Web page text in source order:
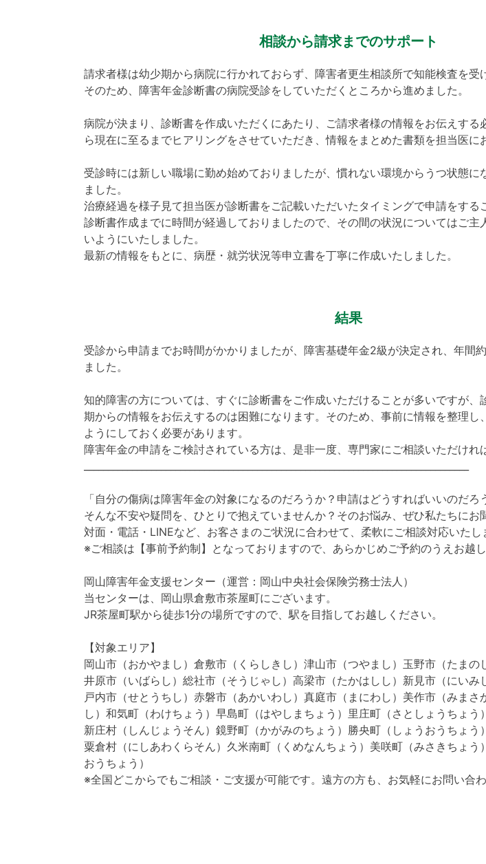
相談から請求までのサポート
請求者様は幼少期から病院に行かれておらず、障害者更生相談所で知能検査を受
そのため、障害年金診断書の病院受診をしていただくところから進めました。
病院が決まり、診断書を作成いただくにあたり、ご請求者様の情報をお伝えする
ら現在に至るまでヒアリングをさせていただき、情報をまとめた書類を担当医に
受診時には新しい職場に勤め始めておりましたが、慣れない環境からうつ状態に
ました。
治療経過を様子見て担当医が診断書をご記載いただいたタイミングで申請をする
診断書作成までに時間が経過しておりましたので、その間の状況についてはご主
いようにいたしました。
最新の情報をもとに、病歴・就労状況等申立書を丁寧に作成いたしました。
結果
受診から申請までお時間がかかりましたが、障害基礎年金2級が決定され、年間
ました。
知的障害の方については、すぐに診断書をご作成いただけることが多いですが、
期からの情報をお伝えするのは困難になります。そのため、事前に情報を整理し
ようにしておく必要があります。
障害年金の申請をご検討されている方は、是非一度、専門家にご相談いただけれ
「自分の傷病は障害年金の対象になるのだろうか？申請はどうすればいいのだろ
そんな不安や疑問を、ひとりで抱えていませんか？そのお悩み、ぜひ私たちにお
対面・電話・LINEなど、お客さまのご状況に合わせて、柔軟にご相談対応いたし
※ご相談は【事前予約制】となっておりますので、あらかじめご予約のうえお越し
岡山障害年金支援センター（運営：岡山中央社会保険労務士法人）
当センターは、岡山県倉敷市茶屋町にございます。
JR茶屋町駅から徒歩1分の場所ですので、駅を目指してお越しください。
【対象エリア】
岡山市（おかやまし）倉敷市（くらしきし）津山市（つやまし）玉野市（たまの
井原市（いばらし）総社市（そうじゃし）高梁市（たかはしし）新見市（にいみ
戸内市（せとうちし）赤磐市（あかいわし）真庭市（まにわし）美作市（みまさ
し）和気町（わけちょう）早島町（はやしまちょう）里庄町（さとしょうちょう
新庄村（しんじょうそん）鏡野町（かがみのちょう）勝央町（しょうおうちょう
粟倉村（にしあわくらそん）久米南町（くめなんちょう）美咲町（みさきちょう
おうちょう）
※全国どこからでもご相談・ご支援が可能です。遠方の方も、お気軽にお問い合わ